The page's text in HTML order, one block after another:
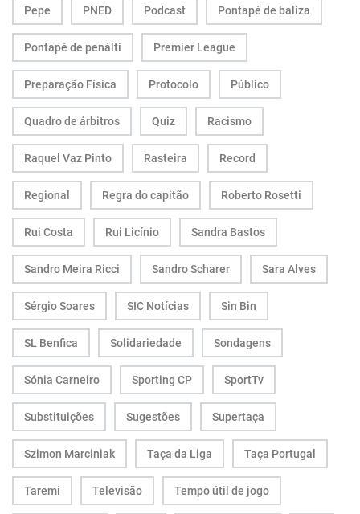
Pepe PNED Podcast Pontapé de baliza
Pontapé de penálti Premier League
Preparação Física Protocolo Público
Quadro de árbitros Quiz Racismo
Raquel Vaz Pinto Rasteira Record
Regional Regra do capitão Roberto Rosetti
Rui Costa Rui Licínio Sandra Bastos
Sandro Meira Ricci Sandro Scharer Sara Alves
Sérgio Soares SIC Notícias Sin Bin
SL Benfica Solidariedade Sondagens
Sónia Carneiro Sporting CP SportTv
Substituições Sugestões Supertaça
Szimon Marciniak Taça da Liga Taça Portugal
Taremi Televisão Tempo útil de jogo